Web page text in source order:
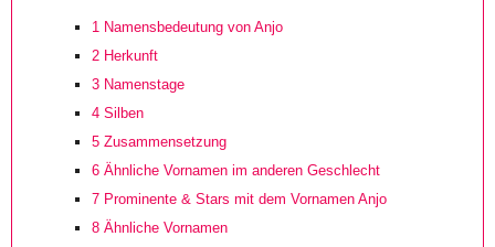
1 Namensbedeutung von Anjo
2 Herkunft
3 Namenstage
4 Silben
5 Zusammensetzung
6 Ähnliche Vornamen im anderen Geschlecht
7 Prominente & Stars mit dem Vornamen Anjo
8 Ähnliche Vornamen